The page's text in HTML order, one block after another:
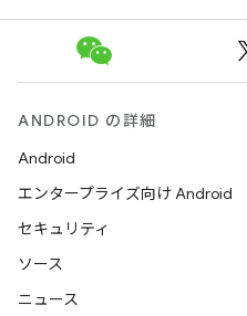
ANDROID の詳細
Android
エンタープライズ向け Android
セキュリティ
ソース
ニュース